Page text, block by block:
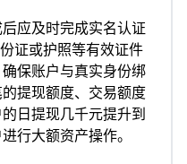
应及时完成实名认证
证或护照等有效证件
保账户与真实身份绑
提现额度、交易额度
日提现几千元提升到
行大额资产操作。